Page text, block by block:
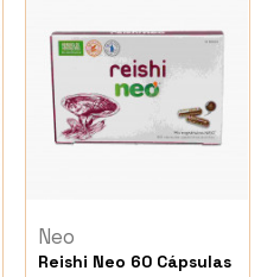
Neo
Reishi Neo 60 Cápsulas